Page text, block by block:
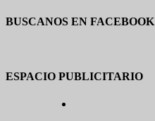
BUSCANOS EN FACEBOOK
ESPACIO PUBLICITARIO